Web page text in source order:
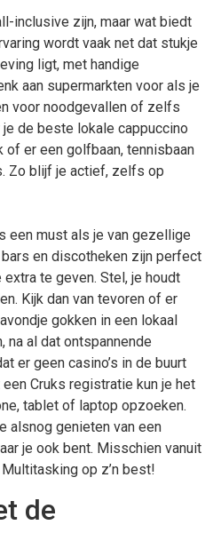
inclusive zijn, maar wat biedt
wordt vaak net dat stukje
ligt, met handige
aan supermarkten voor als je
voor noodgevallen of zelfs
de beste lokale cappuccino
of er een golfbaan, tennisbaan
Zo blijf je actief, zelfs op
een must als je van gezellige
en discotheken zijn perfect
te geven. Stel, je houdt
Kijk dan van tevoren of er
gokken in een lokaal
na al dat ontspannende
er geen casino’s in de buurt
Cruks registratie kun je het
tablet of laptop opzoeken.
alsnog genieten van een
je ook bent. Misschien vanuit
op z’n best!
de